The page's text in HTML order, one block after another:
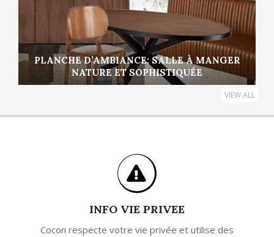
PLANCHE D’AMBIANCE: SALLE À MANGER
NATURE ET SOPHISTIQUÉE
VIEW ALL
INFO VIE PRIVEE
Cocon respecte votre vie privée et utilise des